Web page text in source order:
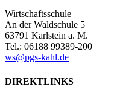
Wirtschaftsschule
An der Waldschule 5
63791 Karlstein a. M.
Tel.: 06188 99389-200
ws@pgs-kahl.de
DIREKTLINKS